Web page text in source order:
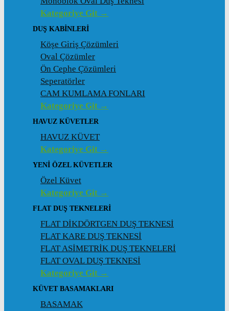
Kategoriye Git →
DUŞ KABINLERI
Köşe Giriş Çözümleri
Oval Çözümler
Ön Cephe Çözümleri
Seperatörler
CAM KUMLAMA FONLARI
Kategoriye Git →
HAVUZ KÜVETLER
HAVUZ KÜVET
Kategoriye Git →
YENI ÖZEL KÜVETLER
Özel Küvet
Kategoriye Git →
FLAT DUŞ TEKNELERI
FLAT DİKDÖRTGEN DUŞ TEKNESİ
FLAT KARE DUŞ TEKNESİ
FLAT ASİMETRİK DUŞ TEKNELERİ
FLAT OVAL DUŞ TEKNESİ
Kategoriye Git →
KÜVET BASAMAKLARI
BASAMAK